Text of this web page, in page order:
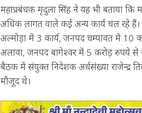
महाप्रबंधक मृदुला सिंह ने यह भी बताया
अधिक लागत वाले कई अन्य कार्य चल रहे
अल्मोड़ा में 3 कार्य, जनपद चम्पावत में 10
अलावा, जनपद बागेश्वर में 5 करोड़ रुपये से
बैठक में संयुक्त निदेशक अर्थसंख्या राजेन्द्र
मौजूद थे।